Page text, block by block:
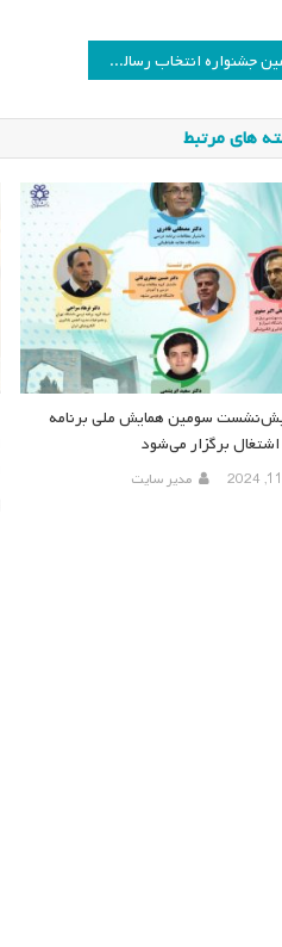
چهارمین جشنواره انتخاب رساله دکتری برتر رشته مطالعات برنامه درسی برگزار می‌شود
های مرتبط
سومین همایش ملی برنامه
برگزار می‌شود
مدیر سایت